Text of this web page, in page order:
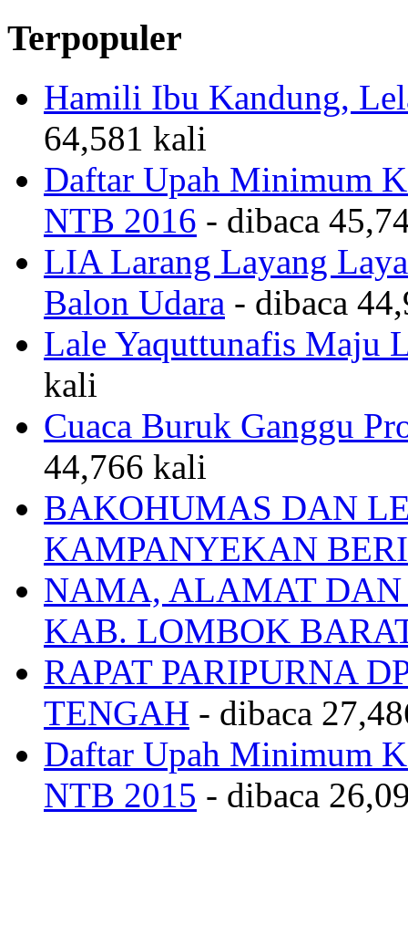
Terpopuler
Hamili Ibu Kandung,
64,581 kali
Daftar Upah Minimum
NTB 2016 - dibaca
LIA Larang Layang
Balon Udara - dibaca
Lale Yaquttunafis Maju
kali
Cuaca Buruk Ganggu
44,766 kali
BAKOHUMAS DAN
KAMPANYEKAN
NAMA, ALAMAT DAN
KAB. LOMBOK
RAPAT PARIPURNA
TENGAH - dibaca
Daftar Upah Minimum
NTB 2015 - dibaca